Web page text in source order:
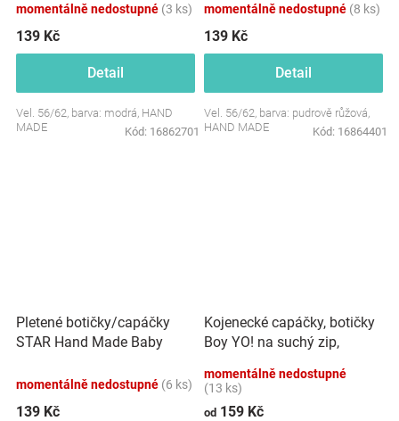
momentálně nedostupné (3 ks)
139 Kč
Detail
Vel. 56/62, barva: modrá, HAND
MADE
Kód: 16862701
momentálně nedostupné (8 ks)
139 Kč
Detail
Vel. 56/62, barva: pudrově růžová,
HAND MADE
Kód: 16864401
Pletené botičky/capáčky
STAR Hand Made Baby
momentálně nedostupné (6 ks)
139 Kč
Kojenecké capáčky, botičky
Boy YO! na suchý zip,
momentálně nedostupné
(13 ks)
od 159 Kč